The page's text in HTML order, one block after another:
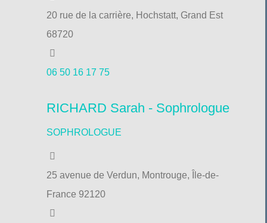
20 rue de la carrière, Hochstatt, Grand Est
68720
06 50 16 17 75
RICHARD Sarah - Sophrologue
SOPHROLOGUE
25 avenue de Verdun, Montrouge, Île-de-
France 92120